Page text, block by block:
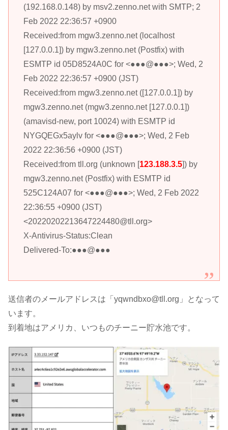
(192.168.0.148) by msv2.zenno.net with SMTP; 2
Feb 2022 22:36:57 +0900
Received:from mgw3.zenno.net (localhost
[127.0.0.1]) by mgw3.zenno.net (Postfix) with
ESMTP id 05D8524A0C for <●●●@●●●>; Wed, 2
Feb 2022 22:36:57 +0900 (JST)
Received:from mgw3.zenno.net ([127.0.0.1]) by
mgw3.zenno.net (mgw3.zenno.net [127.0.0.1])
(amavisd-new, port 10024) with ESMTP id
NYGQEGx5aylv for <●●●@●●●>; Wed, 2 Feb
2022 22:36:56 +0900 (JST)
Received:from tll.org (unknown [123.188.3.5]) by
mgw3.zenno.net (Postfix) with ESMTP id
525C124A07 for <●●●@●●●>; Wed, 2 Feb 2022
22:36:55 +0900 (JST)
<20220202213647224480@tll.org>
X-Antivirus-Status:Clean
Delivered-To:●●●@●●●
送信者のメールアドレスは「yqwndbxo@tll.org」となって
います。
到着地はアメリカ、いつものチーニー貯水池です。